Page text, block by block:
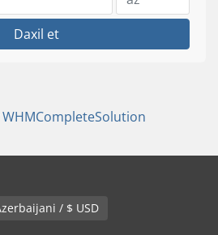
Daxil et
WHMCompleteSolution
Azerbaijani / $ USD